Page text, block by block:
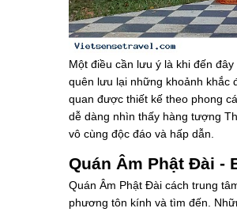
Một điều cần lưu ý là khi đến
quên lưu lại những khoảnh khắc
quan được thiết kế theo phong
dễ dàng nhìn thấy hàng tượng
vô cùng độc đáo và hấp dẫn.
Quán Âm Phật Đài -
Quán Âm Phật Đài cách trung
phương tôn kính và tìm đến.